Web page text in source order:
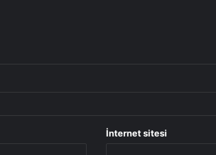
İnternet sitesi